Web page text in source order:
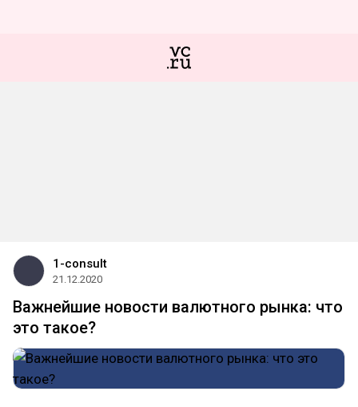
1-consult
21.12.2020
Важнейшие новости валютного рынка: что
это такое?